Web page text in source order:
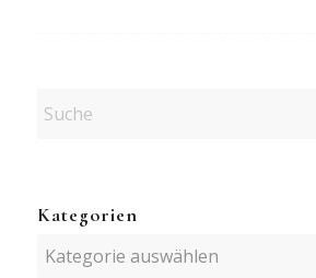
Kategorien
Kategorien